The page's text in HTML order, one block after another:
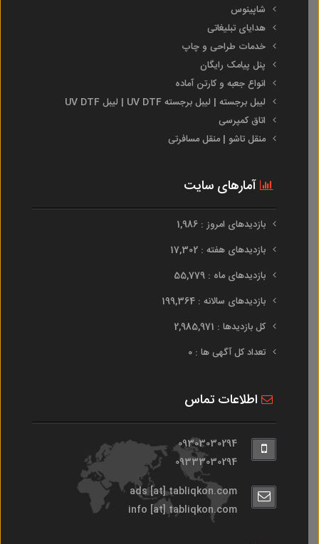
شاپینوس
هدایای تبلیغاتی
خدمات طراحی و چاپ
پنل پیامک رایگان
انواع جعبه و کارتن آماده
لیبل برجسته | لیبل برجسته UV DTF | لیبل UV DTF
اتاق کمپرسی
منقل تاشو | منقل مسافرتی
آمارهای سایت
بازدیدهای امروز : 1,986
بازدیدهای هفته : 17,302
بازدیدهای ماه : 55,779
بازدیدهای سالانه : 199,364
کل بازدیدها : 2,985,971
تعداد کل آگهی ها : 0
اطلاعات تماس
09303030294
09333030294
ads [at] tabliqkon.com
info [at] tabliqkon.com